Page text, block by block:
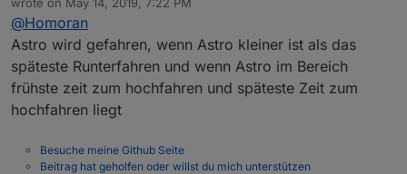
Installation gesucht wo ich den Adapter installieren
konnte, damit ich mitreden kann.
Das erste das mir auffiel ist der Reiter Astro.
Aber ich finde nirgendwo eine Einstellung wann
oder wo nach Astro gefahren werden soll.
Obwohl es ein spätestens gibt.
Auch wäre schön einen offset einstellen zu können.
last edited by
@Homoran
Astro wird gefahren, wenn Astro kleiner ist als das
späteste Runterfahren und wenn Astro im Bereich
frühste zeit zum hochfahren und späteste Zeit zum
hochfahren liegt
Besuche meine Github Seite
Beitrag hat geholfen oder willst du mich unterstützen